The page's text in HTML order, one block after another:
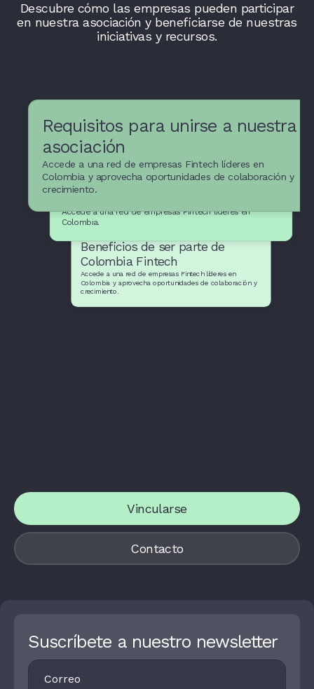
Descubre cómo las empresas pueden participar
en nuestra asociación y beneficiarse de nuestras
iniciativas y recursos.
Beneficios de ser parte de
Colombia Fintech
Accede a una red de empresas Fintech líderes en
Colombia y aprovecha oportunidades de colaboración y
crecimiento.
Requisitos para unirse a nuestra
asociación
Accede a una red de empresas Fintech líderes en
Colombia y aprovecha oportunidades de colaboración y
crecimiento.
Recursos y apoyo para
empresas Fintech
Accede a una red de empresas Fintech líderes en
Colombia.
Contacto
Vincularse
Suscríbete a nuestro newsletter
Footer
Newsletter
I